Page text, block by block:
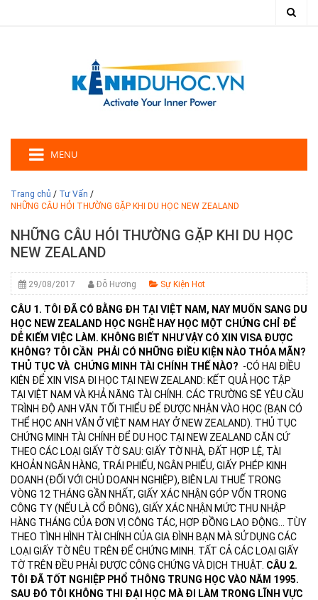
MENU
Trang chủ / Tư Vấn /
NHỮNG CÂU HỎI THƯỜNG GẶP KHI DU HỌC NEW ZEALAND
NHỮNG CÂU HỎI THƯỜNG GẶP KHI DU HỌC
NEW ZEALAND
29/08/2017 Đỗ Hương Sự Kiện Hot
CÂU 1. TÔI ĐÃ CÓ BẰNG ĐH TẠI VIỆT NAM, NAY MUỐN SANG DU
HỌC NEW ZEALAND HỌC NGHỀ HAY HỌC MỘT CHỨNG CHỈ ĐỂ
DỄ KIẾM VIỆC LÀM. KHÔNG BIẾT NHƯ VẬY CÓ XIN VISA ĐƯỢC
KHÔNG? TÔI CẦN PHẢI CÓ NHỮNG ĐIỀU KIỆN NÀO THỎA MÃN?
THỦ TỤC VÀ CHỨNG MINH TÀI CHÍNH THẾ NÀO? -CÓ HAI ĐIỀU
KIỆN ĐỂ XIN VISA ĐI HỌC TẠI NEW ZEALAND: KẾT QUẢ HỌC TẬP
TẠI VIỆT NAM VÀ KHẢ NĂNG TÀI CHÍNH. CÁC TRƯỜNG SẼ YÊU CẦU
TRÌNH ĐỘ ANH VĂN TỐI THIỂU ĐỂ ĐƯỢC NHẬN VÀO HỌC (BẠN CÓ
THỂ HỌC ANH VĂN Ở VIỆT NAM HAY Ở NEW ZEALAND). THỦ TỤC
CHỨNG MINH TÀI CHÍNH ĐỂ DU HỌC TẠI NEW ZEALAND CĂN CỨ
THEO CÁC LOẠI GIẤY TỜ SAU: GIẤY TỜ NHÀ, ĐẤT HỢP LỆ, TÀI
KHOẢN NGÂN HÀNG, TRÁI PHIẾU, NGÂN PHIẾU, GIẤY PHÉP KINH
DOANH (ĐỐI VỚI CHỦ DOANH NGHIỆP), BIÊN LAI THUẾ TRONG
VÒNG 12 THÁNG GẦN NHẤT, GIẤY XÁC NHẬN GÓP VỐN TRONG
CÔNG TY (NẾU LÀ CỔ ĐÔNG), GIẤY XÁC NHẬN MỨC THU NHẬP
HÀNG THÁNG CỦA ĐƠN VỊ CÔNG TÁC, HỢP ĐỒNG LAO ĐỘNG... TÙY
THEO TÌNH HÌNH TÀI CHÍNH CỦA GIA ĐÌNH BẠN MÀ SỬ DỤNG CÁC
LOẠI GIẤY TỜ NÊU TRÊN ĐỂ CHỨNG MINH. TẤT CẢ CÁC LOẠI GIẤY
TỜ TRÊN ĐỀU PHẢI ĐƯỢC CÔNG CHỨNG VÀ DỊCH THUẬT. CÂU 2.
TÔI ĐÃ TỐT NGHIỆP PHỔ THÔNG TRUNG HỌC VÀO NĂM 1995.
SAU ĐÓ TÔI KHÔNG THI ĐẠI HỌC MÀ ĐI LÀM TRONG LĨNH VỰC